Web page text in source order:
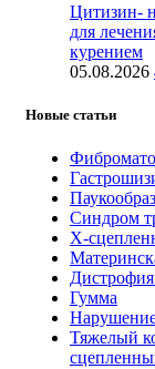
Цитизин-
для
курением
05.08.2026
Новые статьи
Синдром
Х-
Гумма
Тяжелый